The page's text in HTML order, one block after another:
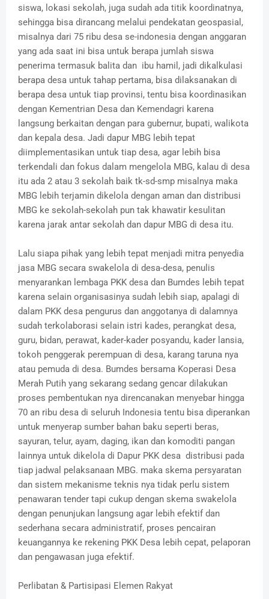
siswa, lokasi sekolah, juga sudah ada titik koordinatnya,
sehingga bisa dirancang melalui pendekatan geospasial,
misalnya dari 75 ribu desa se-indonesia dengan anggaran
yang ada saat ini bisa untuk berapa jumlah siswa
penerima termasuk balita dan ibu hamil, jadi dikalkulasi
berapa desa untuk tahap pertama, bisa dilaksanakan di
berapa desa untuk tiap provinsi, tentu bisa koordinasikan
dengan Kementrian Desa dan Kemendagri karena
langsung berkaitan dengan para gubernur, bupati, walikota
dan kepala desa. Jadi dapur MBG lebih tepat
diimplementasikan untuk tiap desa, agar lebih bisa
terkendali dan fokus dalam mengelola MBG, kalau di desa
itu ada 2 atau 3 sekolah baik tk-sd-smp misalnya maka
MBG lebih terjamin dikelola dengan aman dan distribusi
MBG ke sekolah-sekolah pun tak khawatir kesulitan
karena jarak antar sekolah dan dapur MBG di desa itu.
Lalu siapa pihak yang lebih tepat menjadi mitra penyedia
jasa MBG secara swakelola di desa-desa, penulis
menyarankan lembaga PKK desa dan Bumdes lebih tepat
karena selain organisasinya sudah lebih siap, apalagi di
dalam PKK desa pengurus dan anggotanya di dalamnya
sudah terkolaborasi selain istri kades, perangkat desa,
guru, bidan, perawat, kader-kader posyandu, kader lansia,
tokoh penggerak perempuan di desa, karang taruna nya
atau pemuda di desa. Bumdes bersama Koperasi Desa
Merah Putih yang sekarang sedang gencar dilakukan
proses pembentukan nya direncanakan menyebar hingga
70 an ribu desa di seluruh Indonesia tentu bisa diperankan
untuk menyerap sumber bahan baku seperti beras,
sayuran, telur, ayam, daging, ikan dan komoditi pangan
lainnya untuk dikelola di Dapur PKK desa distribusi pada
tiap jadwal pelaksanaan MBG. maka skema persyaratan
dan sistem mekanisme teknis nya tidak perlu sistem
penawaran tender tapi cukup dengan skema swakelola
dengan penunjukan langsung agar lebih efektif dan
sederhana secara administratif, proses pencairan
keuangannya ke rekening PKK Desa lebih cepat, pelaporan
dan pengawasan juga efektif.
Perlibatan & Partisipasi Elemen Rakyat